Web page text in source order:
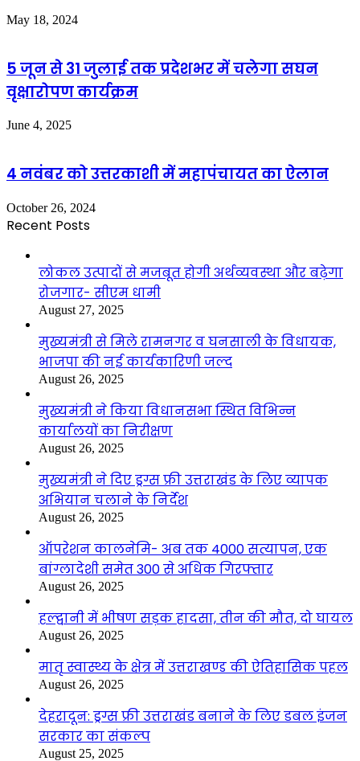
May 18, 2024
5 जून से 31 जुलाई तक प्रदेशभर में चलेगा सघन
वृक्षारोपण कार्यक्रम
June 4, 2025
4 नवंबर को उत्तरकाशी में महापंचायत का ऐलान
October 26, 2024
Recent Posts
लोकल उत्पादों से मजबूत होगी अर्थव्यवस्था और बढ़ेगा
रोजगार- सीएम धामी
August 27, 2025
मुख्यमंत्री से मिले रामनगर व घनसाली के विधायक,
भाजपा की नई कार्यकारिणी जल्द
August 26, 2025
मुख्यमंत्री ने किया विधानसभा स्थित विभिन्न
कार्यालयों का निरीक्षण
August 26, 2025
मुख्यमंत्री ने दिए ड्रग्स फ्री उत्तराखंड के लिए व्यापक
अभियान चलाने के निर्देश
August 26, 2025
ऑपरेशन कालनेमि- अब तक 4000 सत्यापन, एक
बांग्लादेशी समेत 300 से अधिक गिरफ्तार
August 26, 2025
हल्द्वानी में भीषण सड़क हादसा, तीन की मौत, दो घायल
August 26, 2025
मातृ स्वास्थ्य के क्षेत्र में उत्तराखण्ड की ऐतिहासिक पहल
August 26, 2025
देहरादून: ड्रग्स फ्री उत्तराखंड बनाने के लिए डबल इंजन
सरकार का संकल्प
August 25, 2025